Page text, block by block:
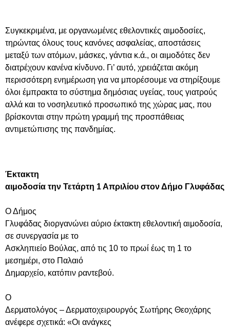
Συγκεκριμένα, με οργανωμένες εθελοντικές αιμοδοσίες,
τηρώντας όλους τους κανόνες ασφαλείας, αποστάσεις
μεταξύ των ατόμων, μάσκες, γάντια κ.ά., οι αιμοδότες δεν
διατρέχουν κανένα κίνδυνο. Γι’ αυτό, χρειάζεται ακόμη
περισσότερη ενημέρωση για να μπορέσουμε να στηρίξουμε
όλοι έμπρακτα το σύστημα δημόσιας υγείας, τους γιατρούς
αλλά και το νοσηλευτικό προσωπικό της χώρας μας, που
βρίσκονται στην πρώτη γραμμή της προσπάθειας
αντιμετώπισης της πανδημίας.
Έκτακτη
αιμοδοσία την Τετάρτη 1 Απριλίου στον Δήμο Γλυφάδας
Ο Δήμος
Γλυφάδας διοργανώνει αύριο έκτακτη εθελοντική αιμοδοσία,
σε συνεργασία με το
Ασκληπιείο Βούλας, από τις 10 το πρωί έως τη 1 το
μεσημέρι, στο Παλαιό
Δημαρχείο, κατόπιν ραντεβού.
Ο
Δερματολόγος – Δερματοχειρουργός Σωτήρης Θεοχάρης
ανέφερε σχετικά: «Οι ανάγκες